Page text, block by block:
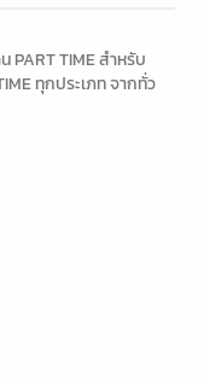
TIME สำหรับ
ทุกประเภท จากทั่ว